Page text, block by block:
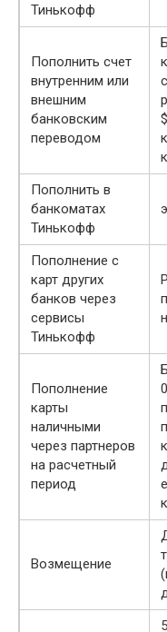
Тинькофф
Пополнить счет
внутренним или
внешним
банковским
переводом
Пополнить в
банкоматах
Тинькофф
Пополнение с
карт других
банков через
сервисы
Тинькофф
Пополнение
карты
наличными
через партнеров
на расчетный
период
Возмещение